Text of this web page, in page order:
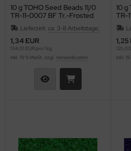
10 g TOHO Seed Beads 11/0
TR-11-0007 BF Tr.-Frosted
Grass Green
Lieferzeit: ca. 3-8 Arbeitstage;
1,34 EUR
134,01 EUR pro 1 kg
inkl. 19 % MwSt. zzgl. Versandkosten
10 g
TR-
1,25
inkl.